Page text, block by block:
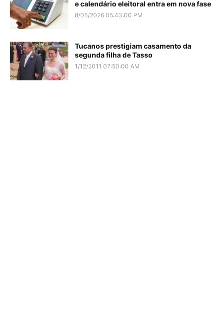
e calendário eleitoral entra em nova fase
8/05/2026 05:43:00 PM
Tucanos prestigiam casamento da
segunda filha de Tasso
1/12/2011 07:50:00 AM